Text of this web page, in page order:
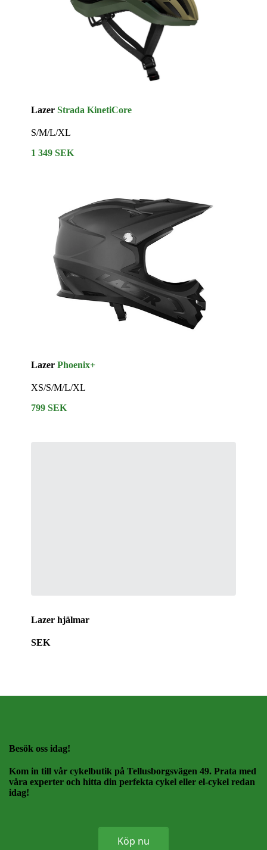
LazerStrada KinetiCore
S/M/L/XL
1 349 SEK
LazerPhoenix+
XS/S/M/L/XL
799 SEK
Lazer hjälmar
SEK
Besök oss idag!
Kom in till vår cykelbutik på Tellusborgsvägen 49. Prata med
våra experter och hitta din perfekta cykel eller el-cykel redan
idag!
Köp nu